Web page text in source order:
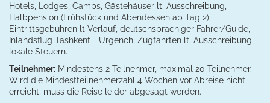
Hotels, Lodges, Camps, Gästehäuser lt. Ausschreibung,
Halbpension (Frühstück und Abendessen ab Tag 2),
Eintrittsgebühren lt Verlauf, deutschsprachiger Fahrer/Guide,
Inlandsflug Tashkent - Urgench, Zugfahrten lt. Ausschreibung,
lokale Steuern.
Teilnehmer: Mindestens 2 Teilnehmer, maximal 20 Teilnehmer.
Wird die Mindestteilnehmerzahl 4 Wochen vor Abreise nicht
erreicht, muss die Reise leider abgesagt werden.